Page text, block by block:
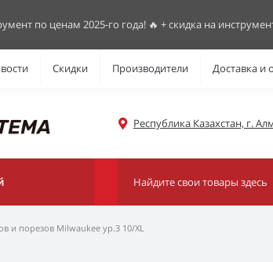
по ценам 2025-го года! 🔥 + скидка на
Скидки Производители Доставка и
Республика Казахстан, г.
и порезов Milwaukee ур.3 10/XL